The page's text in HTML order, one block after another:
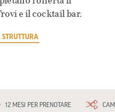
e il cocktail bar.
STRUTTURA
12 MESI PER PRENOTARE